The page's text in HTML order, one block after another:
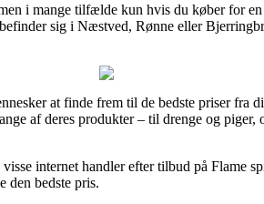
i mange tilfælde kun hvis du køber for
sig i Næstved, Rønne eller
at finde frem til de bedste priser fra
af deres produkter – til drenge og
internet handler efter tilbud på Flame
den bedste pris.